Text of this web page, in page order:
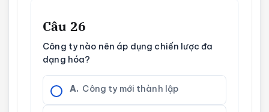
Câu 26
Công ty nào nên áp dụng chiến lược đa
dạng hóa?
A. Công ty mới thành lập